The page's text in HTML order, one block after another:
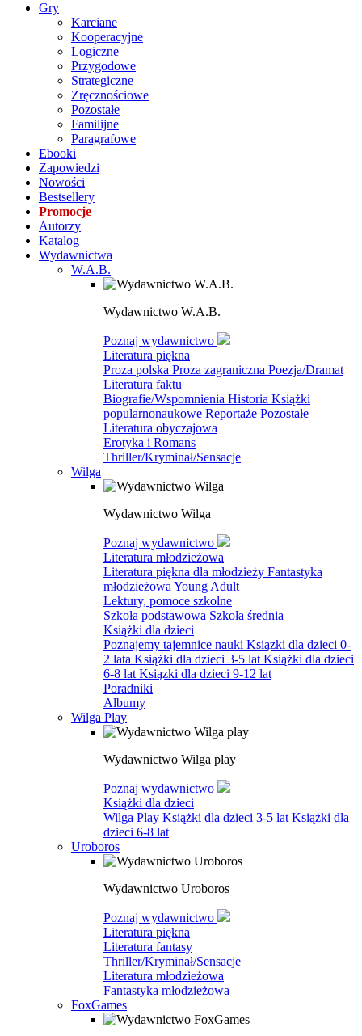
Gry
Karciane
Kooperacyjne
Logiczne
Przygodowe
Strategiczne
Zręcznościowe
Pozostałe
Familijne
Paragrafowe
Ebooki
Zapowiedzi
Nowości
Bestsellery
Promocje
Autorzy
Katalog
Wydawnictwa
W.A.B.
Wydawnictwo W.A.B.
Poznaj wydawnictwo
Literatura piękna
Proza polska Proza zagraniczna Poezja/Dramat
Literatura faktu
Biografie/Wspomnienia Historia Książki
popularnonaukowe Reportaże Pozostałe
Literatura obyczajowa
Erotyka i Romans
Thriller/Kryminał/Sensacje
Wilga
Wydawnictwo Wilga
Poznaj wydawnictwo
Literatura młodzieżowa
Literatura piękna dla młodzieży Fantastyka
młodzieżowa Young Adult
Lektury, pomoce szkolne
Szkoła podstawowa Szkoła średnia
Książki dla dzieci
Poznajemy tajemnice nauki Ksiązki dla dzieci 0-
2 lata Książki dla dzieci 3-5 lat Książki dla dzieci
6-8 lat Ksiązki dla dzieci 9-12 lat
Poradniki
Albumy
Wilga Play
Wydawnictwo Wilga play
Poznaj wydawnictwo
Książki dla dzieci
Wilga Play Książki dla dzieci 3-5 lat Książki dla
dzieci 6-8 lat
Uroboros
Wydawnictwo Uroboros
Poznaj wydawnictwo
Literatura piękna
Literatura fantasy
Thriller/Kryminał/Sensacje
Literatura młodzieżowa
Fantastyka młodzieżowa
FoxGames